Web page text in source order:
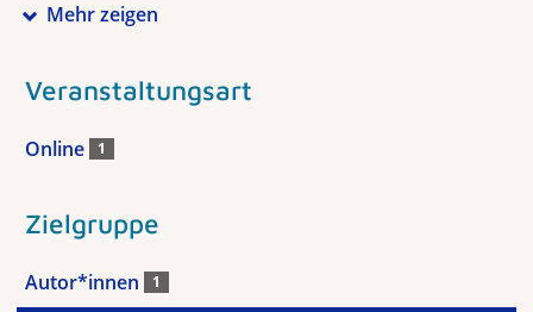
Mehr zeigen
Veranstaltungsart
Online 1
Zielgruppe
Autor*innen 1